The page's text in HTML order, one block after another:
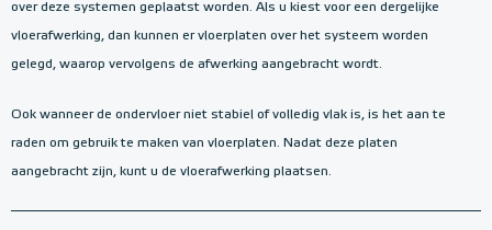
over deze systemen geplaatst worden. Als u kiest voor een dergelijke
vloerafwerking, dan kunnen er vloerplaten over het systeem worden
gelegd, waarop vervolgens de afwerking aangebracht wordt.
Ook wanneer de ondervloer niet stabiel of volledig vlak is, is het aan te
raden om gebruik te maken van vloerplaten. Nadat deze platen
aangebracht zijn, kunt u de vloerafwerking plaatsen.